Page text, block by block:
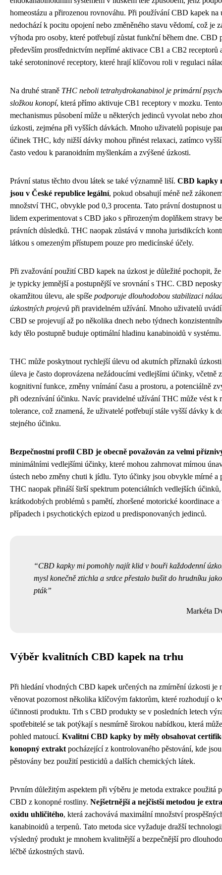
homeostázu a přirozenou rovnováhu. Při používání CBD kapek na
nedochází k pocitu opojení nebo změněného stavu vědomí, což je
výhoda pro osoby, které potřebují zůstat funkční během dne. CBD
především prostřednictvím nepřímé aktivace CB1 a CB2 receptorů
také serotoninové receptory, které hrají klíčovou roli v regulaci
Na druhé straně THC neboli tetrahydrokanabinol je primární
složkou konopí, která přímo aktivuje CB1 receptory v mozku. Tento
mechanismus působení může u některých jedinců vyvolat nebo
úzkosti, zejména při vyšších dávkách. Mnoho uživatelů popisuje
účinek THC, kdy nižší dávky mohou přinést relaxaci, zatímco
často vedou k paranoidním myšlenkám a zvýšené úzkosti.
Právní status těchto dvou látek se také významně liší. CBD kapky
jsou v České republice legální, pokud obsahují méně než
množství THC, obvykle pod 0,3 procenta. Tato právní dostupnost
lidem experimentovat s CBD jako s přirozeným doplňkem stravy
právních důsledků. THC naopak zůstává v mnoha jurisdikcích
látkou s omezeným přístupem pouze pro medicínské účely.
Při zvažování použití CBD kapek na úzkost je důležité pochopit,
je typicky jemnější a postupnější ve srovnání s THC. CBD
okamžitou úlevu, ale spíše podporuje dlouhodobou stabilizaci
úzkostných projevů při pravidelném užívání. Mnoho uživatelů
CBD se projevují až po několika dnech nebo týdnech
kdy tělo postupně buduje optimální hladinu kanabinoidů v systému.
THC může poskytnout rychlejší úlevu od akutních příznaků
úleva je často doprovázena nežádoucími vedlejšími účinky, včetně
kognitivní funkce, změny vnímání času a prostoru, a potenciálně
při odeznívání účinku. Navíc pravidelné užívání THC může vést k
tolerance, což znamená, že uživatelé potřebují stále vyšší dávky k
stejného účinku.
Bezpečnostní profil CBD je obecně považován za velmi
minimálními vedlejšími účinky, které mohou zahrnovat mírnou
ústech nebo změny chuti k jídlu. Tyto účinky jsou obvykle mírné a
THC naopak přináší širší spektrum potenciálních vedlejších
krátkodobých problémů s pamětí, zhoršené motorické koordinace
případech i psychotických epizod u predisponovaných jedinců.
CBD kapky mi pomohly najít klid v bouři každodenní
mysl konečně ztichla a srdce přestalo bušit do hrudníku
pták
Markéta
Výběr kvalitních CBD kapek na trhu
Při hledání vhodných CBD kapek určených na zmírnění úzkosti je
věnovat pozornost několika klíčovým faktorům, které rozhodují o
účinnosti produktu. Trh s CBD produkty se v posledních letech
spotřebitelé se tak potýkají s nesmírně širokou nabídkou, která
pohled matoucí. Kvalitní CBD kapky by měly obsahovat
konopný extraktpocházející z kontrolovaného pěstování, kde
pěstovány bez použití pesticidů a dalších chemických látek.
Prvním důležitým aspektem při výběru je metoda extrakce použitá
CBD z konopné rostliny. Nejšetrnější a nejčistší metodou je
oxidu uhličitého, která zachovává maximální množství
kanabinoidů a terpenů. Tato metoda sice vyžaduje dražší
výsledný produkt je mnohem kvalitnější a bezpečnější pro
léčbě úzkostných stavů.